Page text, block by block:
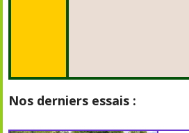
Nos derniers essais :